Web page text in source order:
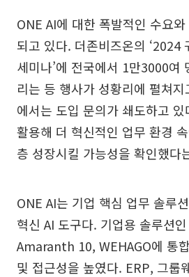
ONE AI에 대한 폭발적인 수요
되고 있다. 더존비즈온의 ‘2024
세미나’에 전국에서 1만3000여
리는 등 행사가 성황리에 펼쳐
에서는 도입 문의가 쇄도하고
활용해 더 혁신적인 업무 환경
층 성장시킬 가능성을 확인했다
ONE AI는 기업 핵심 업무 솔루
혁신 AI 도구다. 기업용 솔루션
Amaranth 10, WEHAGO에 통
및 접근성을 높였다. ERP, 그룹